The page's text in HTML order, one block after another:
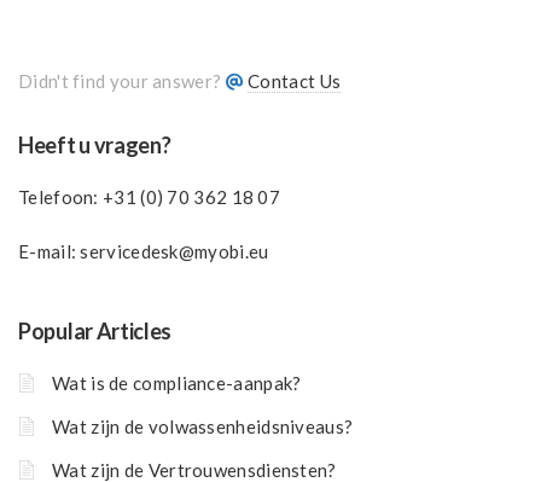
Didn't find your answer? Contact Us
Heeft u vragen?
Telefoon: +31 (0) 70 362 18 07
E-mail:servicedesk@myobi.eu
Popular Articles
Wat is de compliance-aanpak?
Wat zijn de volwassenheidsniveaus?
Wat zijn de Vertrouwensdiensten?